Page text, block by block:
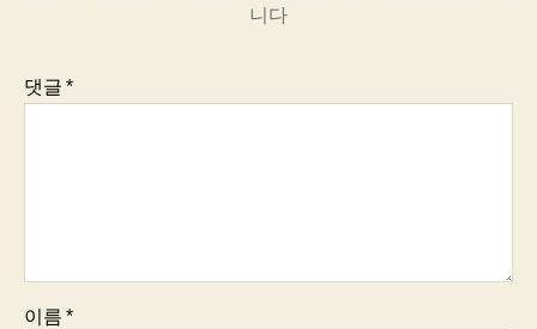
니다
댓글*
이름*